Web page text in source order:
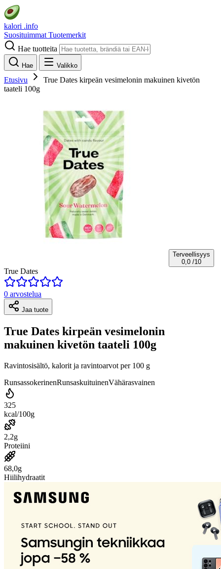
kalori .info
Suosituimmat Tuotemerkit
Hae tuotteita
Hae Valikko
Etusivu
True Dates kirpeän vesimelonin makuinen kivetön
taateli 100g
Terveellisyys
0,0 /10
True Dates
0 arvostelua
Jaa tuote
True Dates kirpeän vesimelonin
makuinen kivetön taateli 100g
Ravintosisältö, kalorit ja ravintoarvot per 100 g
RunsassokerinenRunsaskuituinenVähärasvainen
325
kcal/100g
2,2g
Proteiini
68,0g
Hiilihydraatit